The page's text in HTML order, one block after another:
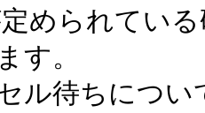
められている
す。
ル待ちについ